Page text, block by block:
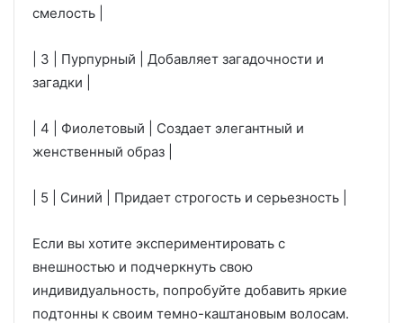
смелость |
| 3 | Пурпурный | Добавляет загадочности и
загадки |
| 4 | Фиолетовый | Создает элегантный и
женственный образ |
| 5 | Синий | Придает строгость и серьезность |
Если вы хотите экспериментировать с
внешностью и подчеркнуть свою
индивидуальность, попробуйте добавить яркие
подтонны к своим темно-каштановым волосам.